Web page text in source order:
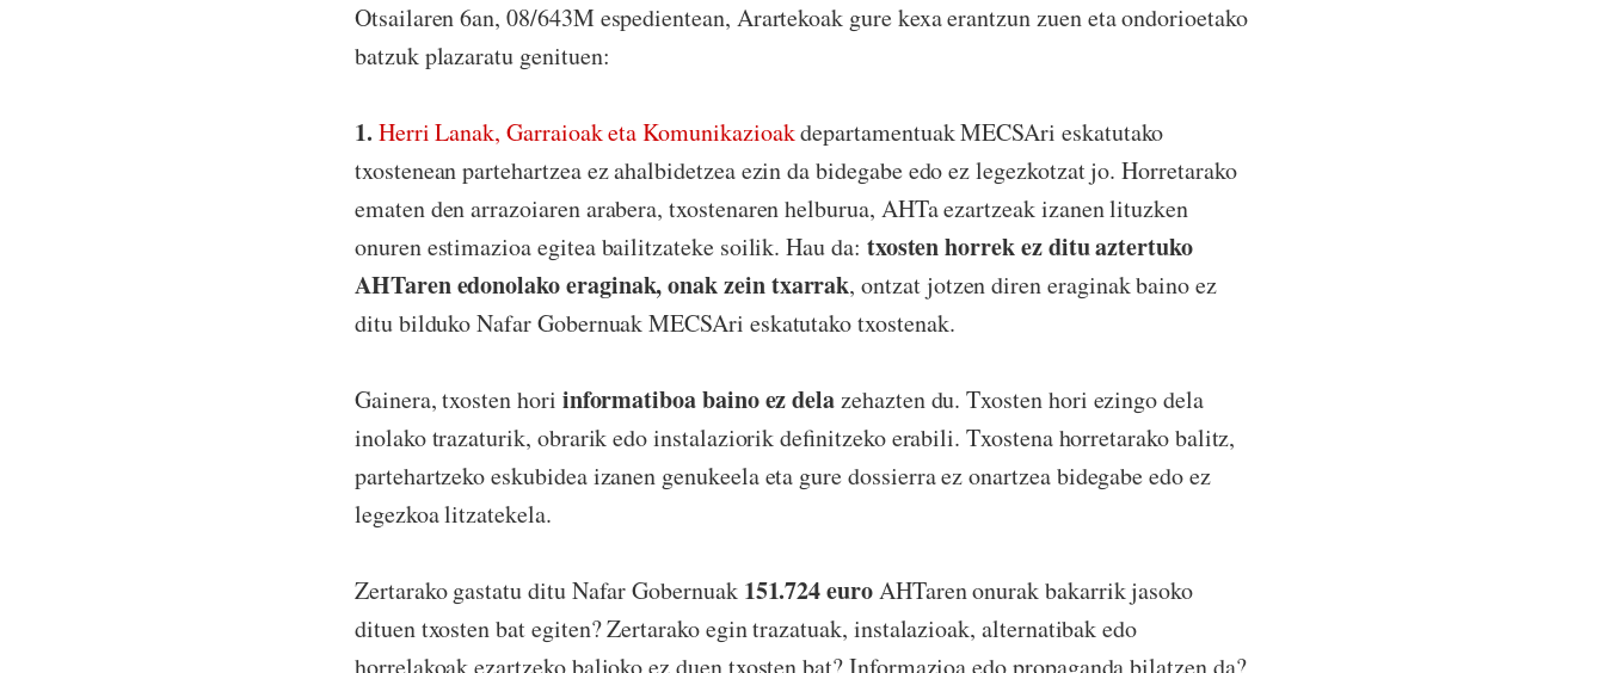
Otsailaren 6an, 08/643M espedientean, Arartekoak gure kexa erantzun zuen eta ondorioetako
batzuk plazaratu genituen:
1. Herri Lanak, Garraioak eta Komunikazioakdepartamentuak MECSAri eskatutako
txostenean partehartzea ez ahalbidetzea ezin da bidegabe edo ez legezkotzat jo. Horretarako
ematen den arrazoiaren arabera, txostenaren helburua, AHTa ezartzeak izanen lituzken
onuren estimazioa egitea bailitzateke soilik. Hau da: txosten horrek ez ditu aztertuko
AHTaren edonolako eraginak, onak zein txarrak, ontzat jotzen diren eraginak baino ez
ditu bilduko Nafar Gobernuak MECSAri eskatutako txostenak.
Gainera, txosten hori informatiboa baino ez delazehazten du. Txosten hori ezingo dela
inolako trazaturik, obrarik edo instalaziorik definitzeko erabili. Txostena horretarako balitz,
partehartzeko eskubidea izanen genukeela eta gure dossierra ez onartzea bidegabe edo ez
legezkoa litzatekela.
Zertarako gastatu ditu Nafar Gobernuak 151.724 euroAHTaren onurak bakarrik jasoko
dituen txosten bat egiten? Zertarako egin trazatuak, instalazioak, alternatibak edo
horrelakoak ezartzeko balioko ez duen txosten bat? Informazioa edo propaganda bilatzen da?